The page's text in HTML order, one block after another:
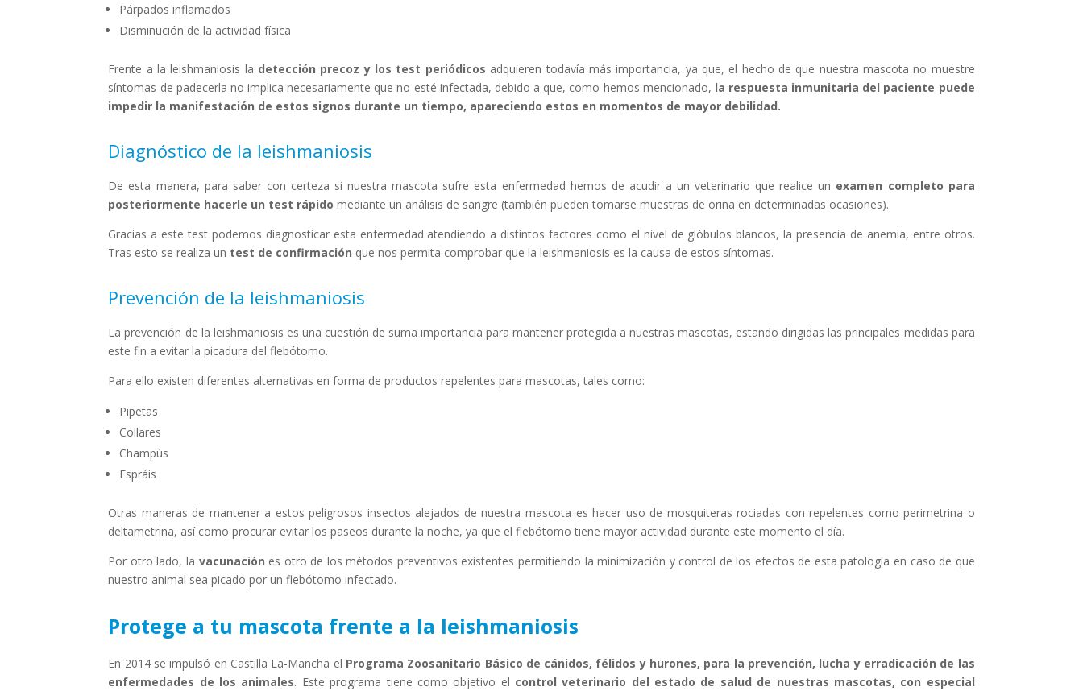
Párpados inflamados
Disminución de la actividad física
Frente a la leishmaniosis la detección precoz y los test periódicos adquieren todavía más importancia, ya que, el hecho de que nuestra mascota no muestre
síntomas de padecerla no implica necesariamente que no esté infectada, debido a que, como hemos mencionado, la respuesta inmunitaria del paciente puede
impedir la manifestación de estos signos durante un tiempo, apareciendo estos en momentos de mayor debilidad.
Diagnóstico de la leishmaniosis
De esta manera, para saber con certeza si nuestra mascota sufre esta enfermedad hemos de acudir a un veterinario que realice un examen completo para
posteriormente hacerle un test rápido mediante un análisis de sangre (también pueden tomarse muestras de orina en determinadas ocasiones).
Gracias a este test podemos diagnosticar esta enfermedad atendiendo a distintos factores como el nivel de glóbulos blancos, la presencia de anemia, entre otros.
Tras esto se realiza un test de confirmación que nos permita comprobar que la leishmaniosis es la causa de estos síntomas.
Prevención de la leishmaniosis
La prevención de la leishmaniosis es una cuestión de suma importancia para mantener protegida a nuestras mascotas, estando dirigidas las principales medidas para
este fin a evitar la picadura del flebótomo.
Para ello existen diferentes alternativas en forma de productos repelentes para mascotas, tales como:
Pipetas
Collares
Champús
Espráis
Otras maneras de mantener a estos peligrosos insectos alejados de nuestra mascota es hacer uso de mosquiteras rociadas con repelentes como perimetrina o
deltametrina, así como procurar evitar los paseos durante la noche, ya que el flebótomo tiene mayor actividad durante este momento el día.
Por otro lado, la vacunación es otro de los métodos preventivos existentes permitiendo la minimización y control de los efectos de esta patología en caso de que
nuestro animal sea picado por un flebótomo infectado.
Protege a tu mascota frente a la leishmaniosis
En 2014 se impulsó en Castilla La-Mancha el Programa Zoosanitario Básico de cánidos, félidos y hurones, para la prevención, lucha y erradicación de las
enfermedades de los animales. Este programa tiene como objetivo el control veterinario del estado de salud de nuestras mascotas, con especial